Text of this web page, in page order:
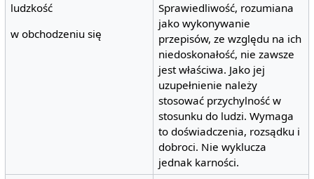
ludzkość
w obchodzeniu się
Sprawiedliwość, rozumiana
jako wykonywanie
przepisów, ze względu na ich
niedoskonałość, nie zawsze
jest właściwa. Jako jej
uzupełnienie należy
stosować przychylność w
stosunku do ludzi. Wymaga
to doświadczenia, rozsądku i
dobroci. Nie wyklucza
jednak karności.